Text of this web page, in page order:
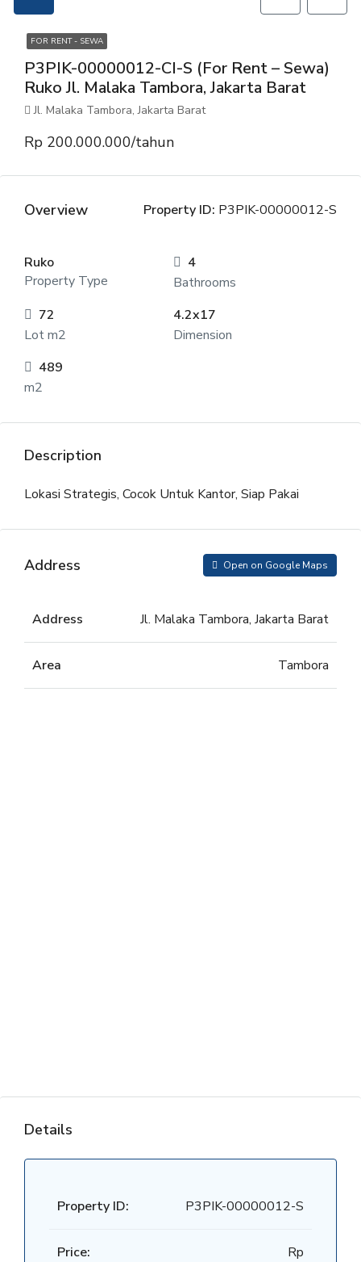
FOR RENT - SEWA
P3PIK-00000012-CI-S (For Rent – Sewa)
Ruko Jl. Malaka Tambora, Jakarta Barat
Jl. Malaka Tambora, Jakarta Barat
Rp 200.000.000/tahun
Overview Property ID: P3PIK-00000012-S
Ruko
Property Type
4
Bathrooms
72
Lot m2
4.2x17
Dimension
489
m2
Description
Lokasi Strategis, Cocok Untuk Kantor, Siap Pakai
Address Open on Google Maps
Address Jl. Malaka Tambora, Jakarta Barat
Area Tambora
Details
Property ID: P3PIK-00000012-S
Price:
Rp